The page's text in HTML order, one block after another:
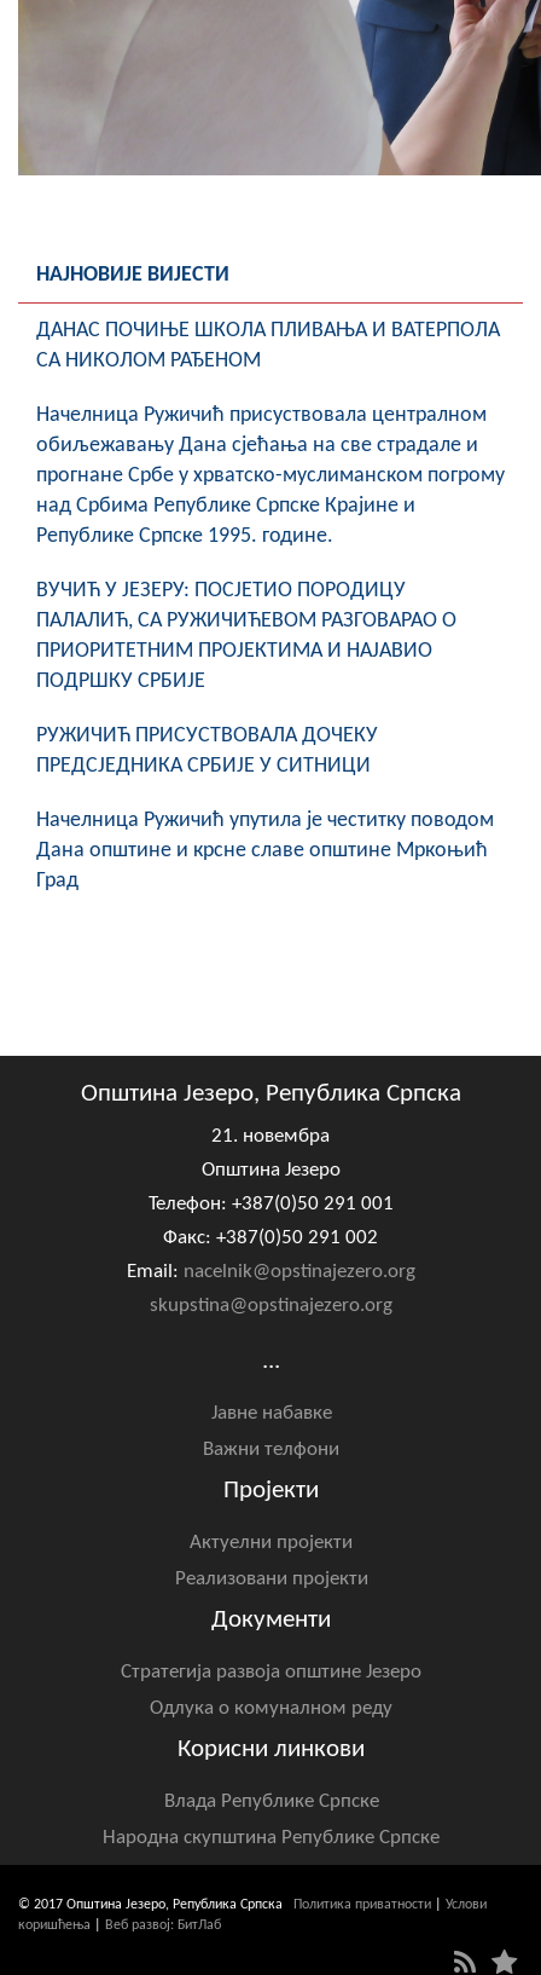
НАЈНОВИЈЕ ВИЈЕСТИ
ДАНАС ПОЧИЊЕ ШКОЛА ПЛИВАЊА И ВАТЕРПОЛА
СА НИКОЛОМ РАЂЕНОМ
Начелница Ружичић присуствовала централном
обиљежавању Дана сјећања на све страдале и
прогнане Србе у хрватско-муслиманском погрому
над Србима Републике Српске Крајине и
Републике Српске 1995. године.
ВУЧИЋ У ЈЕЗЕРУ: ПОСЈЕТИО ПОРОДИЦУ
ПАЛАЛИЋ, СА РУЖИЧИЋЕВОМ РАЗГОВАРАО О
ПРИОРИТЕТНИМ ПРОЈЕКТИМА И НАЈАВИО
ПОДРШКУ СРБИЈЕ
РУЖИЧИЋ ПРИСУСТВОВАЛА ДОЧЕКУ
ПРЕДСЈЕДНИКА СРБИЈЕ У СИТНИЦИ
Начелница Ружичић упутила је честитку поводом
Дана општине и крсне славе општине Мркоњић
Град
Општина Језеро, Република Српска
21. новембра
Општина Језеро
Телефон: +387(0)50 291 001
Факс: +387(0)50 291 002
Email: nacelnik@opstinajezero.org
skupstina@opstinajezero.org
...
Јавне набавке
Важни телфони
Пројекти
Актуелни пројекти
Реализовани пројекти
Документи
Стратегија развоја општине Језеро
Одлука о комуналном реду
Корисни линкови
Влада Републике Српске
Народна скупштина Републике Српске
© 2017 Општина Језеро, Република Српска Политика приватности
Услови
коришћења
Веб развој: БитЛаб